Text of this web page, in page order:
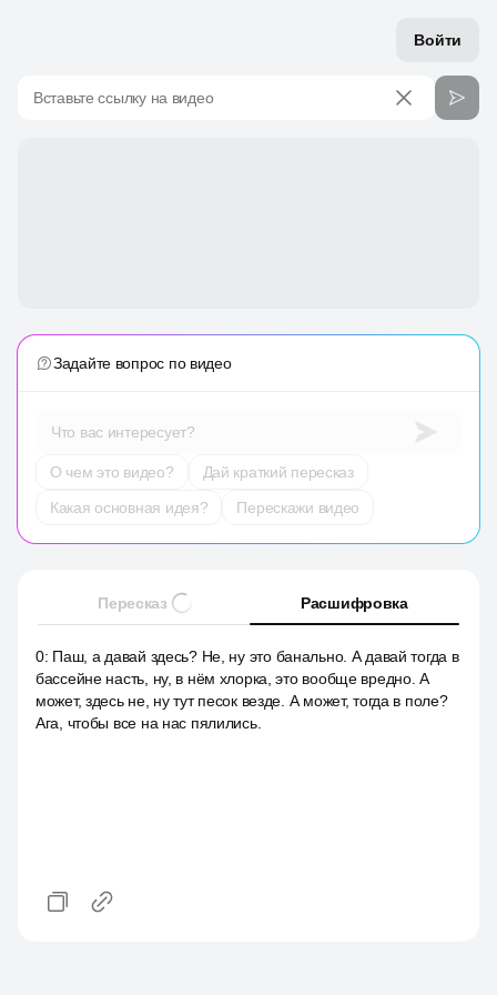
Войти
Вставьте ссылку на видео
Задайте вопрос по видео
Что вас интересует?
О чем это видео?
Дай краткий пересказ
Какая основная идея?
Перескажи видео
Пересказ Расшифровка
0: Паш, а давай здесь? Не, ну это банально. А давай тогда в
бассейне насть, ну, в нём хлорка, это вообще вредно. А
может, здесь не, ну тут песок везде. А может, тогда в поле?
Ага, чтобы все на нас пялились.